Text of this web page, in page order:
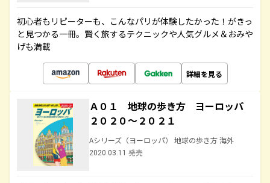
初心者もリピーターも、こんなパリが体験したかった！がきっ
と見つかる一冊。賢く旅するテクニックや人気グルメ＆おみや
げも満載
詳細を見る
Ａ０１ 地球の歩き方 ヨーロッパ
２０２０～２０２１
Aシリーズ（ヨーロッパ） 地球の歩き方 海外
2020.03.11 発売